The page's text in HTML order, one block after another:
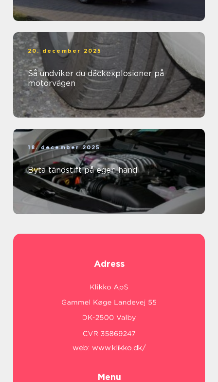
20. december 2025
Så undviker du däckexplosioner på
motorvägen
18. december 2025
Byta tändstift på egen hand
Adress
web: www.klikko.dk/
Menu